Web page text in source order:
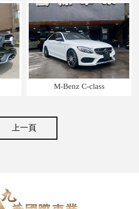
M-Benz C-class
上一頁